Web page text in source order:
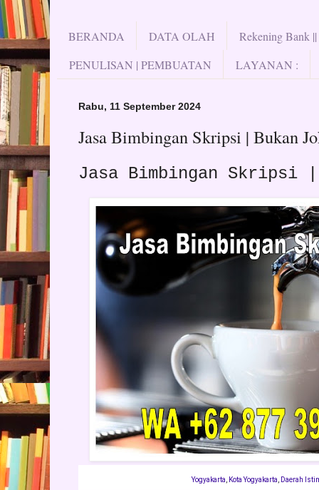
BERANDA DATA OLAH
Rekening Bank
PENULISAN | PEMBUATAN
LAYANAN :
Rabu, 11 September 2024
Jasa Bimbingan Skripsi | Bukan
Jasa Bimbingan Skripsi
Yogyakarta Kota Yogyakarta Daerah